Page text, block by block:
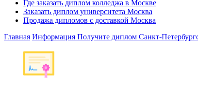
Где заказать диплом колледжа в Москве
Заказать диплом университета Москва
Продажа дипломов с доставкой Москва
Главная Информация Получите диплом Санкт-